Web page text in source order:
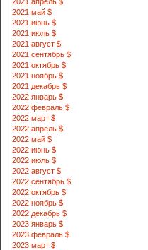
2021 май $
2021 июнь $
2021 июль $
2021 август $
2021 сентябрь $
2021 октябрь $
2021 ноябрь $
2021 декабрь $
2022 январь $
2022 февраль $
2022 март $
2022 апрель $
2022 май $
2022 июнь $
2022 июль $
2022 август $
2022 сентябрь $
2022 октябрь $
2022 ноябрь $
2022 декабрь $
2023 январь $
2023 февраль $
2023 март $